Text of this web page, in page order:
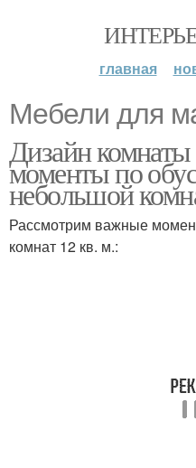
главная
Мебели для
Дизайн
моменты по
небольшой
Рассмотрим важные
комнат 12 кв. м.: